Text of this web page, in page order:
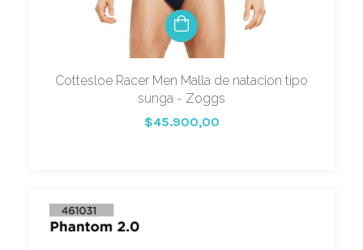
Cottesloe Racer Men Malla de natacion tipo
sunga - Zoggs
$45.900,00